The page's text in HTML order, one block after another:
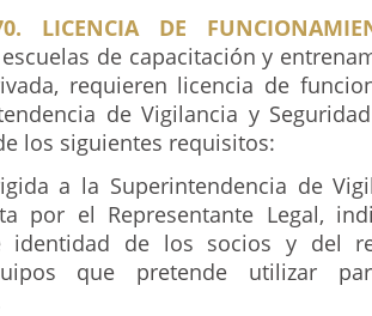
LICENCIA DE
de capacitación y
requieren licencia de
de Vigilancia y
los siguientes requisitos:
a la Superintendencia de
por el Representante Legal,
identidad de los socios y del
que pretende utilizar